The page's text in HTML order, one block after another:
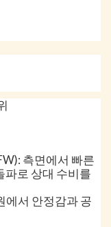
측면에서 빠른
파로 상대 수비를
에서 안정감과 공